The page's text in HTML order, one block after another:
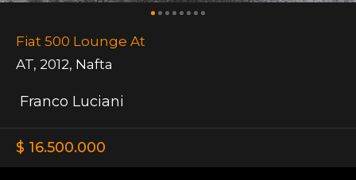
Fiat 500 Lounge At
AT, 2012, Nafta
Franco Luciani
$ 16.500.000